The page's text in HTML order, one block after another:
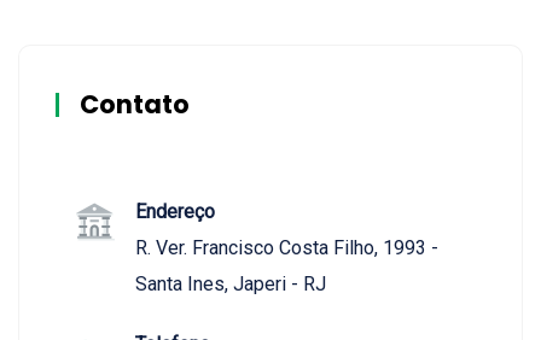
Contato
Endereço
R. Ver. Francisco Costa Filho, 1993 -
Santa Ines, Japeri - RJ